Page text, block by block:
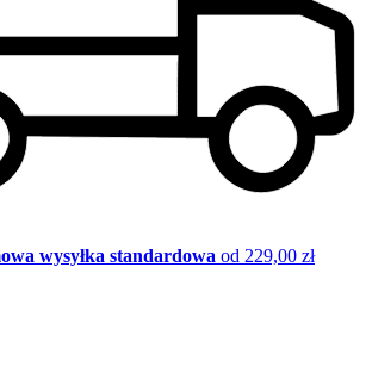
wysyłka standardowa od 229,00 zł